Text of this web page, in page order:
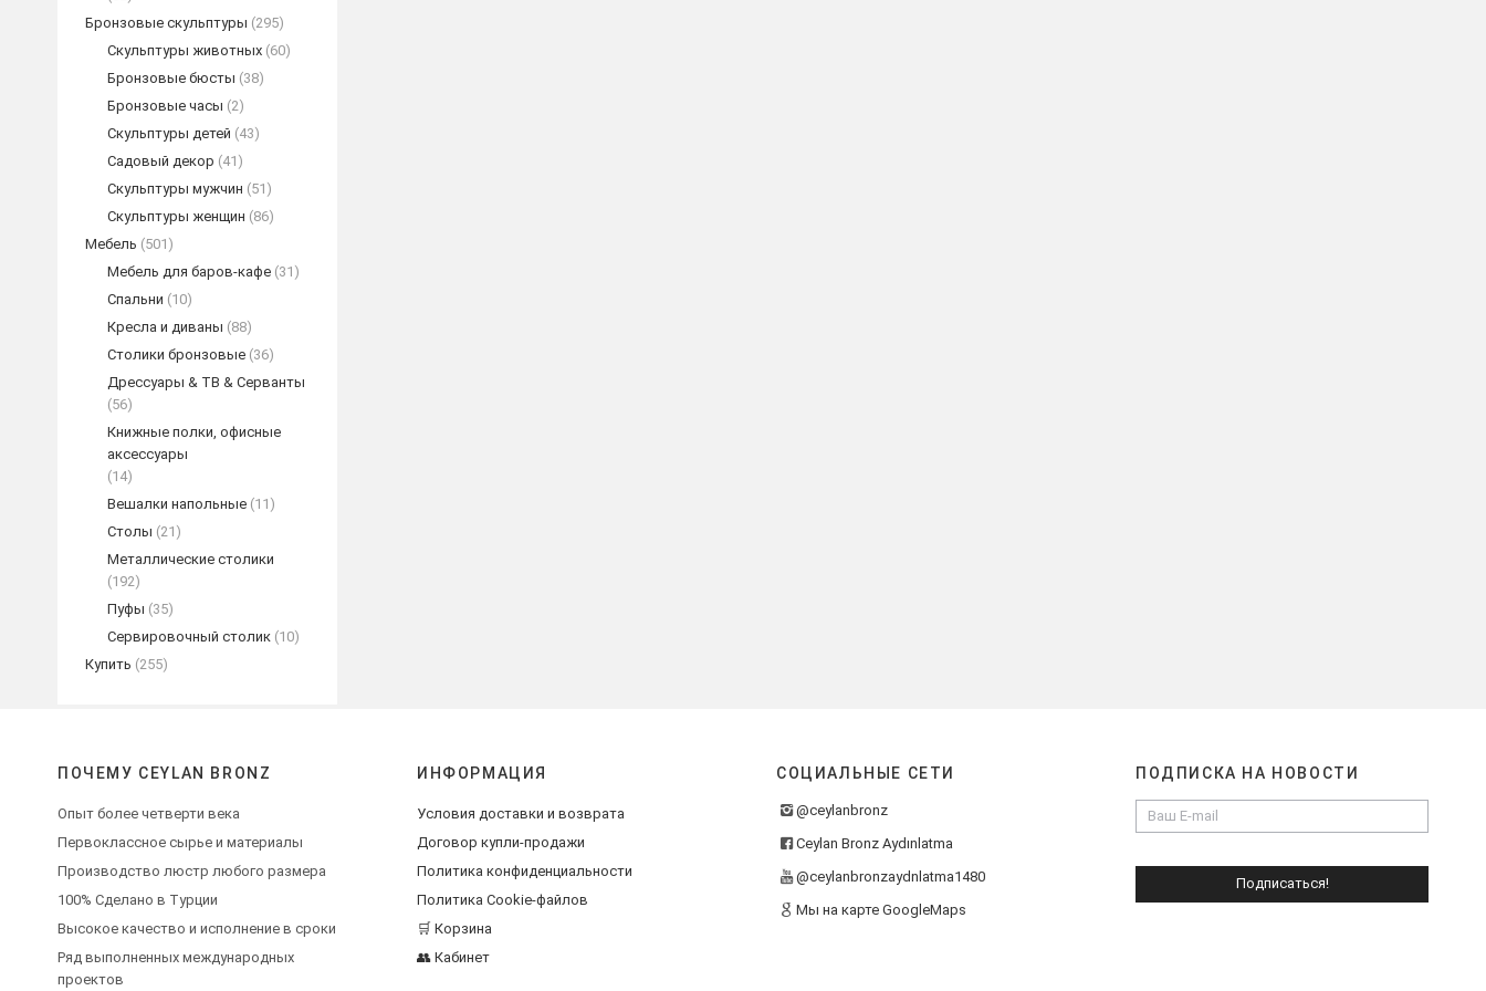
Бронзовые скульптуры (295)
Скульптуры животных (60)
Бронзовые бюсты (38)
Бронзовые часы (2)
Скульптуры детей (43)
Садовый декор (41)
Скульптуры мужчин (51)
Скульптуры женщин (86)
Мебель (501)
Мебель для баров-кафе (31)
Спальни (10)
Кресла и диваны (88)
Столики бронзовые (36)
Дрессуары & ТВ & Серванты
(56)
Книжные полки, офисные
аксессуары
(14)
Вешалки напольные (11)
Столы (21)
Металлические столики
(192)
Пуфы (35)
Сервировочный столик (10)
Купить (255)
ПОЧЕМУ CEYLAN BRONZ
Опыт более четверти века
Первоклассное сырье и материалы
Производство люстр любого размера
100% Сделано в Турции
Высокое качество и исполнение в сроки
Ряд выполненных международных
проектов
ИНФОРМАЦИЯ
Условия доставки и возврата
Договор купли-продажи
Политика конфиденциальности
Политика Cookie-файлов
🛒 Корзина
👥 Кабинет
СОЦИАЛЬНЫЕ СЕТИ
@ceylanbronz
Ceylan Bronz Aydınlatma
@ceylanbronzaydnlatma1480
Мы на карте GoogleMaps
ПОДПИСКА НА НОВОСТИ